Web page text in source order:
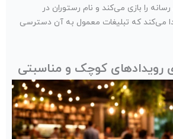
را بازی می‌کند و نام رستوران در
می‌کند که تبلیغات معمول به آن دسترسی
رویدادهای کوچک و مناسبتی